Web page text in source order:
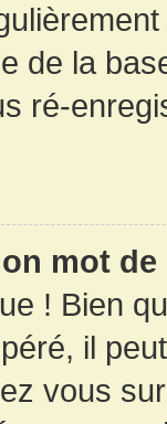
de la
ré-
mot
! Bien
il
vous